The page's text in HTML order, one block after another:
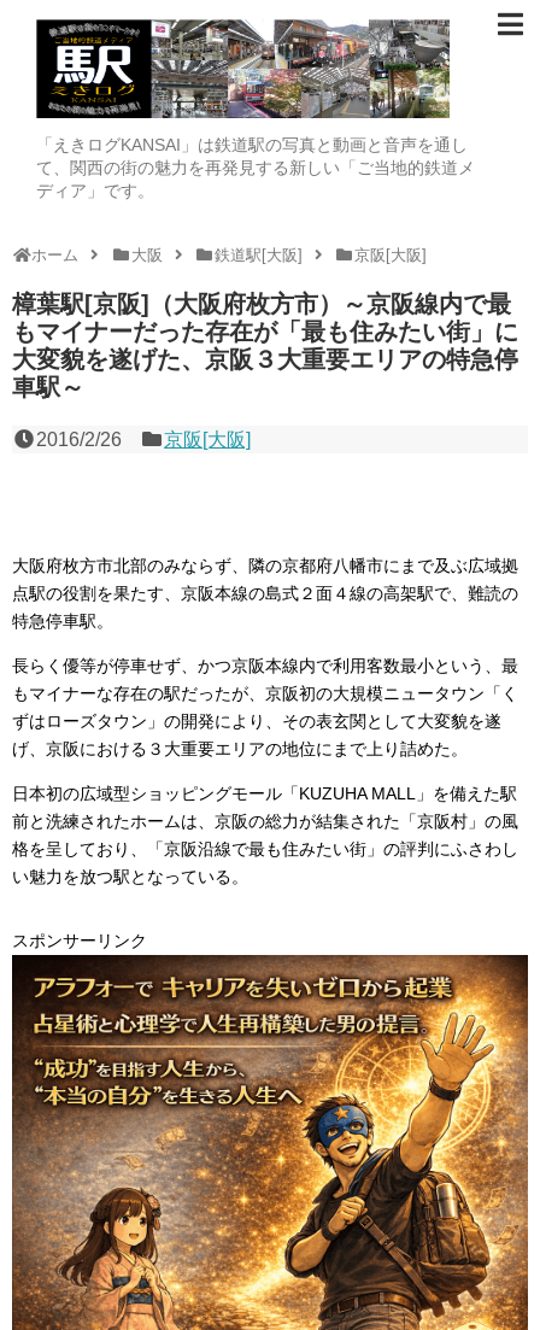
「えきログKANSAI」は鉄道駅の写真と動画と音声を通し
て、関西の街の魅力を再発見する新しい「ご当地的鉄道メ
ディア」です。
ホーム 大阪 鉄道駅[大阪] 京阪[大阪]
樟葉駅[京阪]（大阪府枚方市）～京阪線内で最
もマイナーだった存在が「最も住みたい街」に
大変貌を遂げた、京阪３大重要エリアの特急停
車駅～
2016/2/26 京阪[大阪]
大阪府枚方市北部のみならず、隣の京都府八幡市にまで及ぶ広域拠
点駅の役割を果たす、京阪本線の島式２面４線の高架駅で、難読の
特急停車駅。
長らく優等が停車せず、かつ京阪本線内で利用客数最小という、最
もマイナーな存在の駅だったが、京阪初の大規模ニュータウン「く
ずはローズタウン」の開発により、その表玄関として大変貌を遂
げ、京阪における３大重要エリアの地位にまで上り詰めた。
日本初の広域型ショッピングモール「KUZUHA MALL」を備えた駅
前と洗練されたホームは、京阪の総力が結集された「京阪村」の風
格を呈しており、「京阪沿線で最も住みたい街」の評判にふさわし
い魅力を放つ駅となっている。
スポンサーリンク